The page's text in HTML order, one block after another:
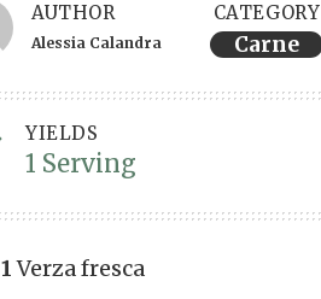
AUTHOR
Alessia Calandra
CATEGORY
Carne
YIELDS
1 Serving
1 Verza fresca